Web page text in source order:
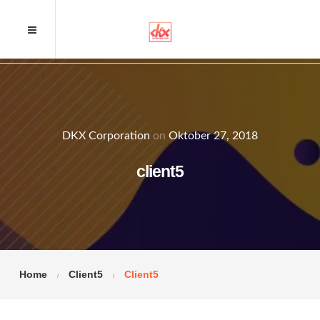
DKX Corporation on Oktober 27, 2018
client5
Home Client5 Client5